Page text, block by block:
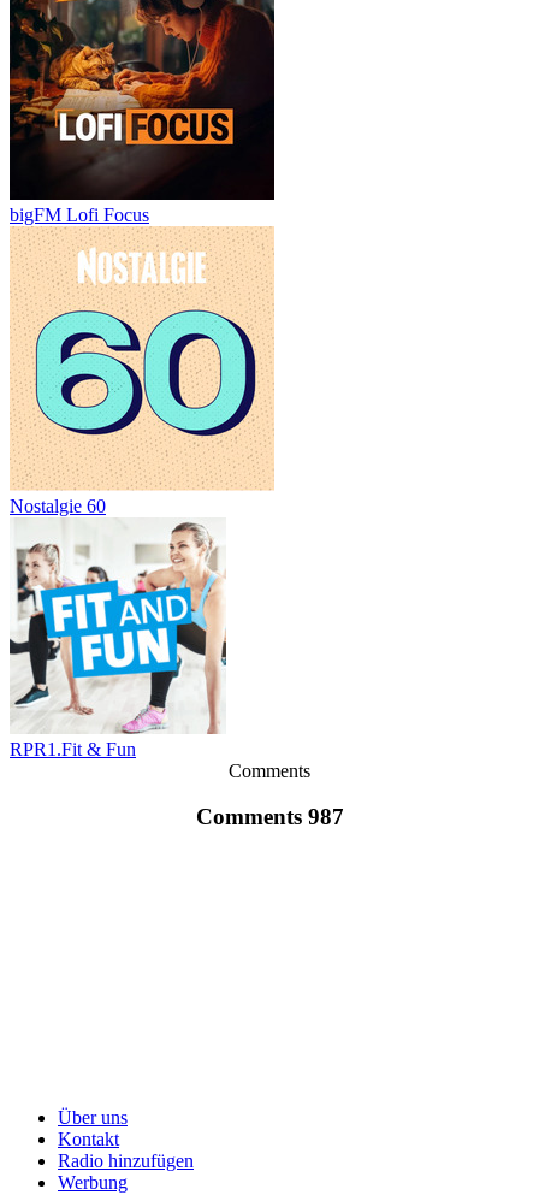
bigFM Lofi Focus
Nostalgie 60
RPR1.Fit & Fun
Comments
Comments 987
Über uns
Kontakt
Radio hinzufügen
Werbung